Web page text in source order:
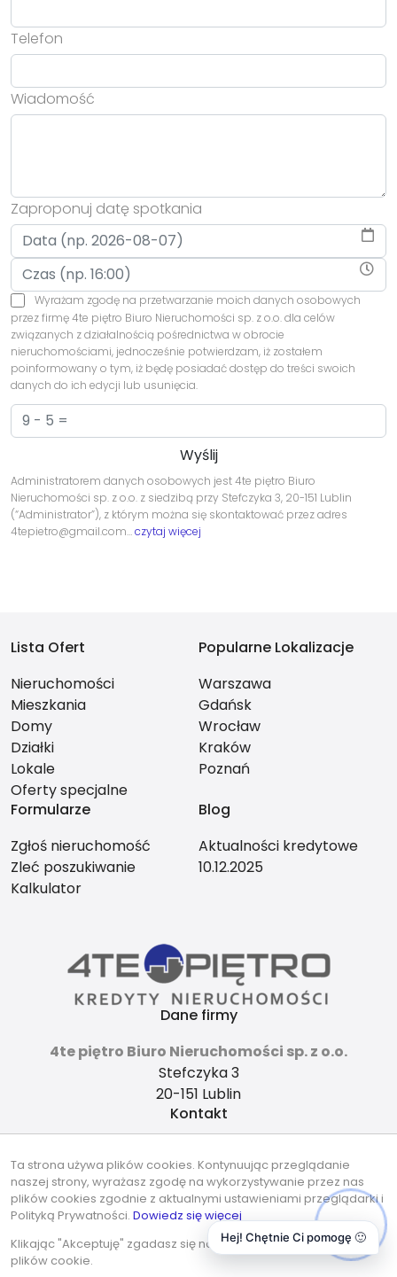
Telefon
Wiadomość
Zaproponuj datę spotkania
Wyrażam zgodę na przetwarzanie moich danych osobowych
przez firmę 4te piętro Biuro Nieruchomości sp. z o.o. dla celów
związanych z działalnością pośrednictwa w obrocie
nieruchomościami, jednocześnie potwierdzam, iż zostałem
poinformowany o tym, iż będę posiadać dostęp do treści swoich
danych do ich edycji lub usunięcia.
Administratorem danych osobowych jest 4te piętro Biuro
Nieruchomości sp. z o.o. z siedzibą przy Stefczyka 3, 20-151 Lublin
(“Administrator”), z którym można się skontaktować przez adres
4tepietro@gmail.com…czytaj więcej
Lista Ofert
Nieruchomości
Mieszkania
Domy
Działki
Lokale
Oferty specjalne
Popularne Lokalizacje
Warszawa
Gdańsk
Wrocław
Kraków
Poznań
Formularze
Zgłoś nieruchomość
Zleć poszukiwanie
Kalkulator
Blog
Aktualności kredytowe
10.12.2025
Dane firmy
4te piętro Biuro Nieruchomości sp. z o.o.
Stefczyka 3
20-151 Lublin
Kontakt
737-490-490
Znajdziesz nas tu
Ta strona używa plików cookies. Kontynuując przeglądanie
naszej strony, wyrażasz zgodę na wykorzystywanie przez nas
plików cookies zgodnie z aktualnymi ustawieniami przeglądarki i
Polityką Prywatności. Dowiedz się więcej
Klikając "Akceptuję" zgadasz się na wykorzystywanie przez nas
plików cookie.
Hej! Chętnie Ci pomogę 🙂